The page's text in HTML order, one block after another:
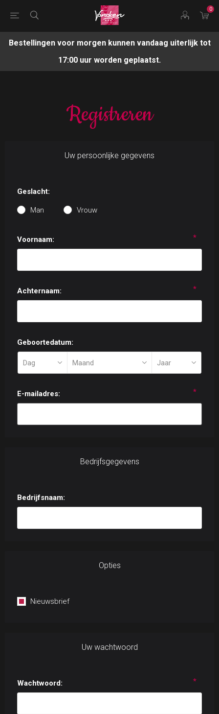
0
Bestellingen voor morgen kunnen vandaag uiterlijk tot
17:00 uur worden geplaatst.
Registreren
Uw persoonlijke gegevens
Geslacht:
Man Vrouw
Voornaam: *
Achternaam: *
Geboortedatum:
E-mailadres: *
Bedrijfsgegevens
Bedrijfsnaam:
Opties
Nieuwsbrief
Uw wachtwoord
Wachtwoord: *